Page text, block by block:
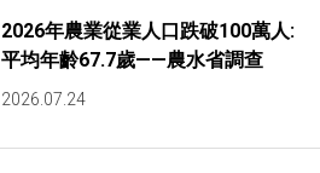
2026年農業從業人口跌破100萬人:
平均年齡67.7歲——農水省調查
2026.07.24